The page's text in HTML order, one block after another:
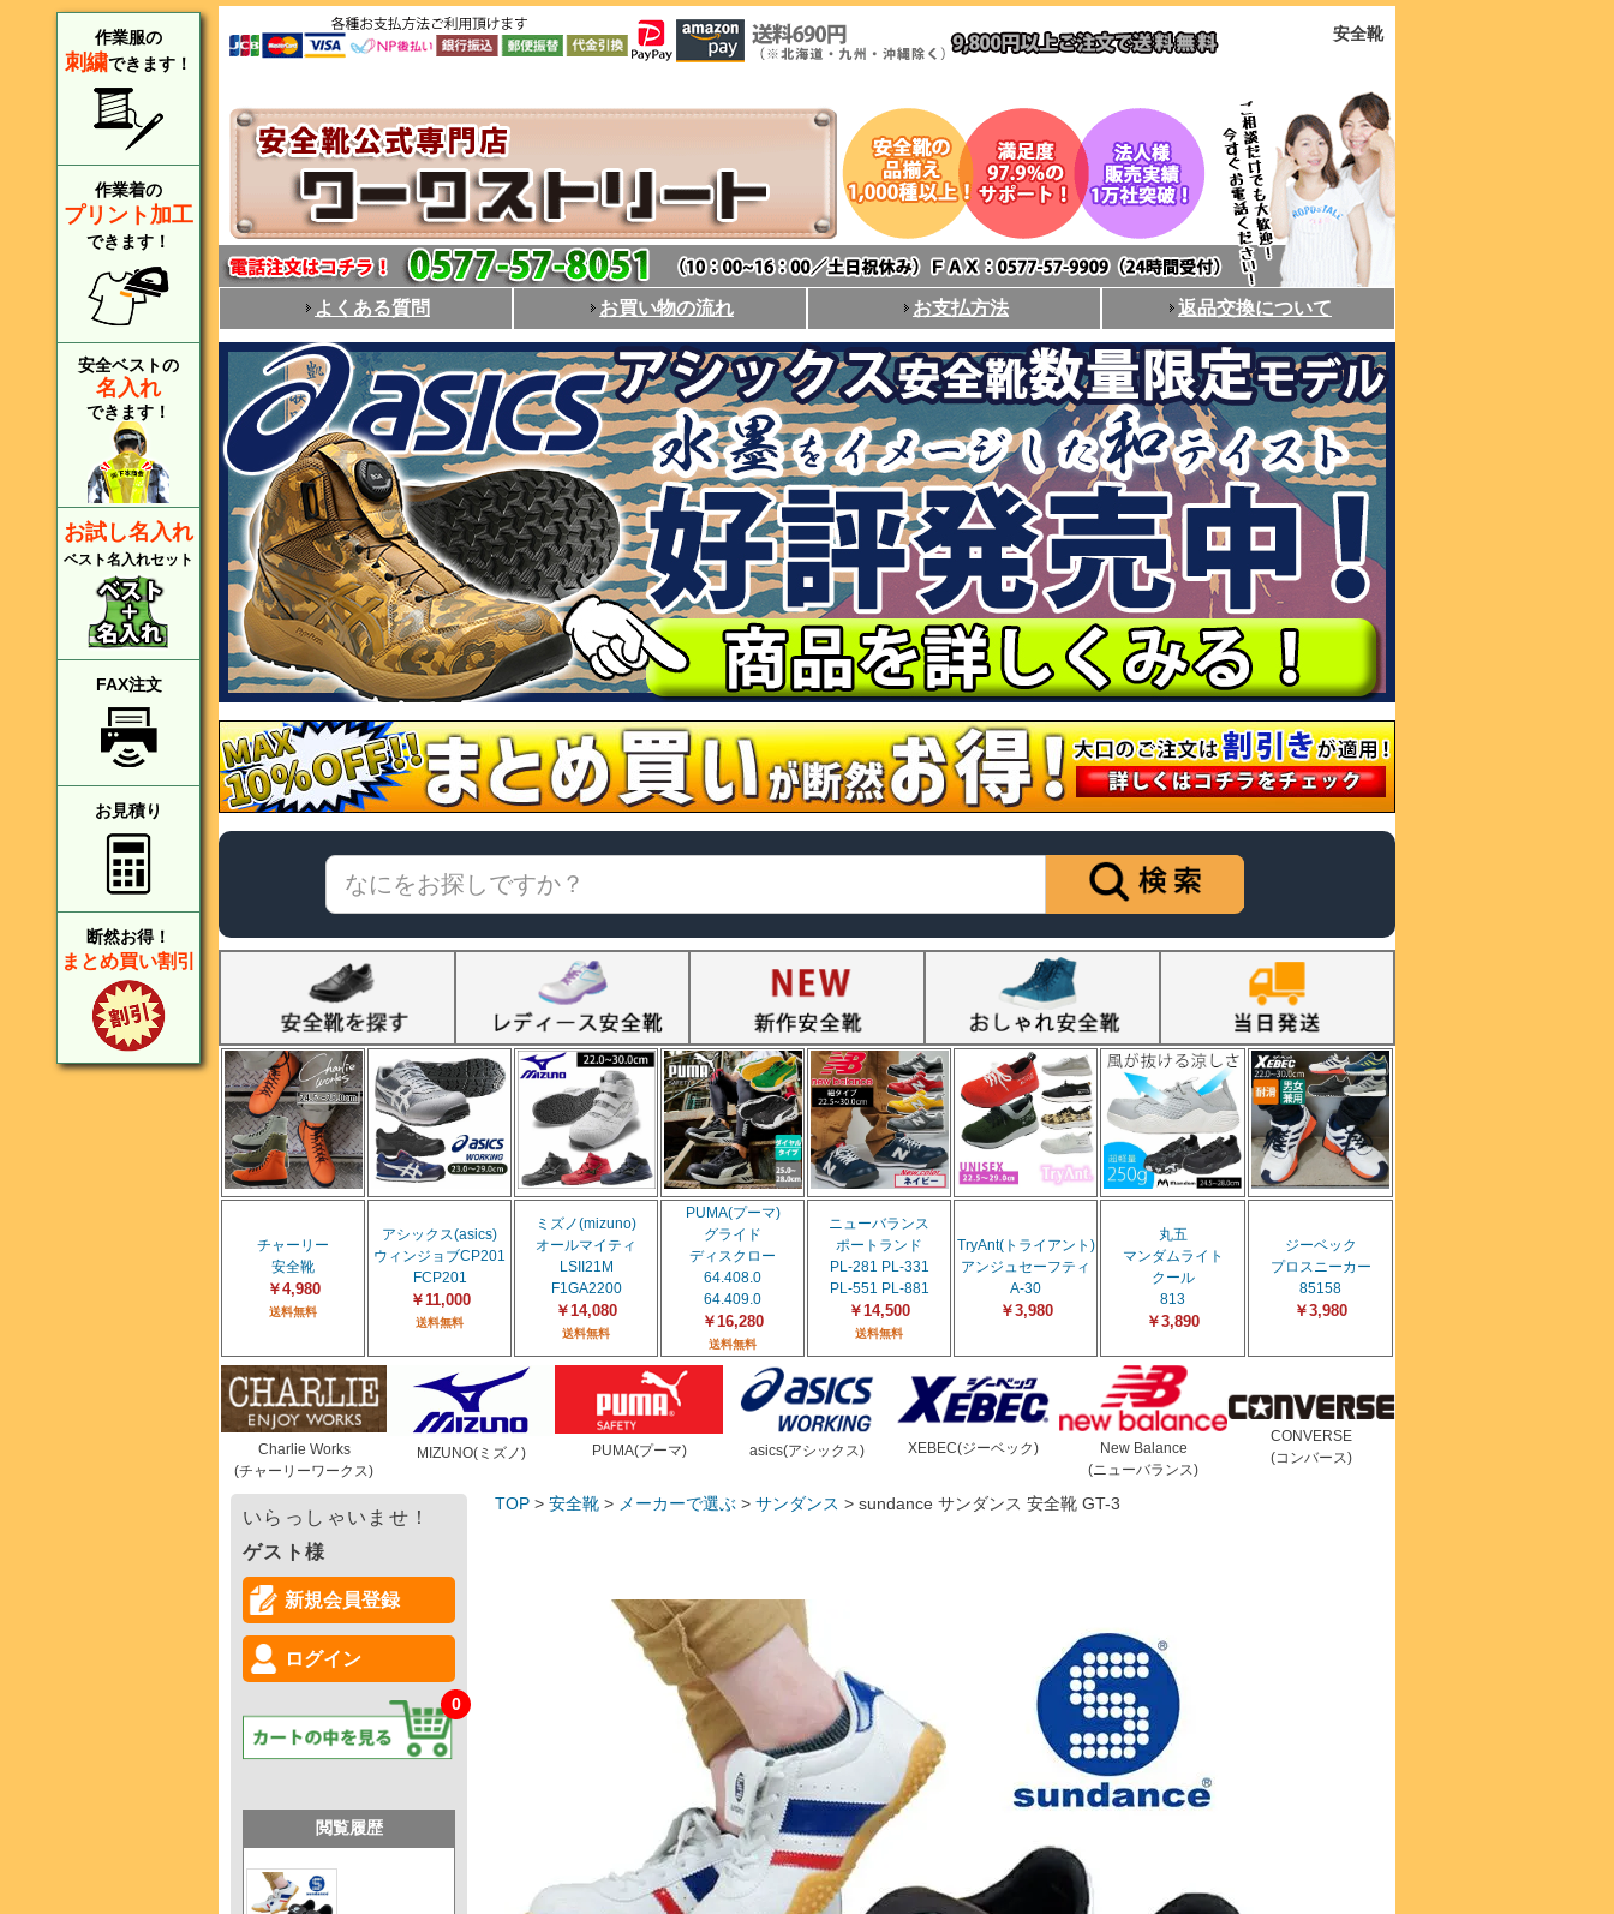
作業服の
刺繍できます！
作業着の
プリント加工
できます！
安全ベストの
名入れ
できます！
お試し名入れ
ベスト名入れセット
FAX注文
お見積り
断然お得！
まとめ買い割引
安全靴
よくある質問 お買い物の流れ お支払方法 返品交換について
チャーリー
安全靴
￥4,980
送料無料
アシックス(asics)
ウィンジョブCP201
FCP201
￥11,000
送料無料
ミズノ(mizuno)
オールマイティ
LSII21M
F1GA2200
￥14,080
送料無料
PUMA(プーマ)
グライド
ディスクロー
64.408.0
64.409.0
￥16,280
送料無料
ニューバランス
ポートランド
PL-281 PL-331
PL-551 PL-881
￥14,500
送料無料
TryAnt(トライアント)
アンジュセーフティ
A-30
￥3,980
丸五
マンダムライト
クール
813
￥3,890
ジーベック
プロスニーカー
85158
￥3,980
Charlie Works
(チャーリーワークス)
MIZUNO(ミズノ) PUMA(プーマ) asics(アシックス) XEBEC(ジーベック)
New Balance
(ニューバランス)
CONVERSE
(コンバース)
いらっしゃいませ！
ゲスト様
新規会員登録
ログイン
0
閲覧履歴
TOP 安全靴 メーカーで選ぶ サンダンス sundance サンダンス 安全靴 GT-3